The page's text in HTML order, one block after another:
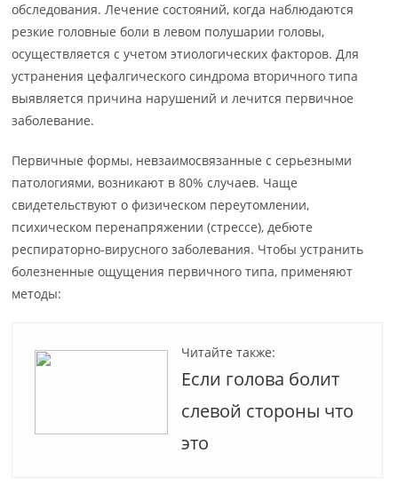
обследования. Лечение состояний, когда наблюдаются
резкие головные боли в левом полушарии головы,
осуществляется с учетом этиологических факторов. Для
устранения цефалгического синдрома вторичного типа
выявляется причина нарушений и лечится первичное
заболевание.
Первичные формы, невзаимосвязанные с серьезными
патологиями, возникают в 80% случаев. Чаще
свидетельствуют о физическом переутомлении,
психическом перенапряжении (стрессе), дебюте
респираторно-вирусного заболевания. Чтобы устранить
болезненные ощущения первичного типа, применяют
методы:
Читайте также:
Если голова болит
слевой стороны что
это